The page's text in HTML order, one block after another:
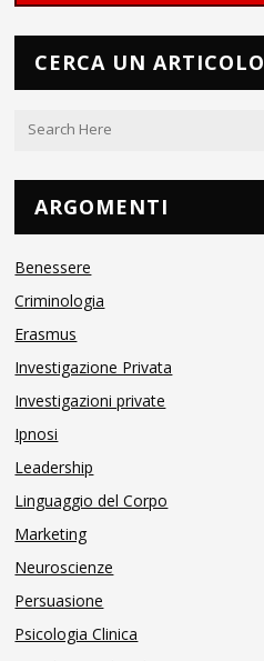
CERCA UN ARTICOLO
ARGOMENTI
Benessere
Criminologia
Erasmus
Investigazione Privata
Investigazioni private
Ipnosi
Leadership
Linguaggio del Corpo
Marketing
Neuroscienze
Persuasione
Psicologia Clinica